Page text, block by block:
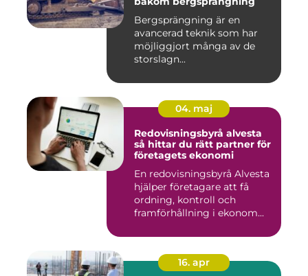
Bergsprängning är en
avancerad teknik som har
möjliggjort många av de
storslagn...
04. maj
Redovisningsbyrå alvesta
så hittar du rätt partner för
företagets ekonomi
En redovisningsbyrå Alvesta
hjälper företagare att få
ordning, kontroll och
framförhållning i ekonom...
16. apr